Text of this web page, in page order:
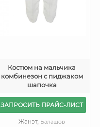
Костюм на мальчика
комбинезон с пиджаком
шапочка
ЗАПРОСИТЬ ПРАЙС-ЛИСТ
Жанэт, Балашов